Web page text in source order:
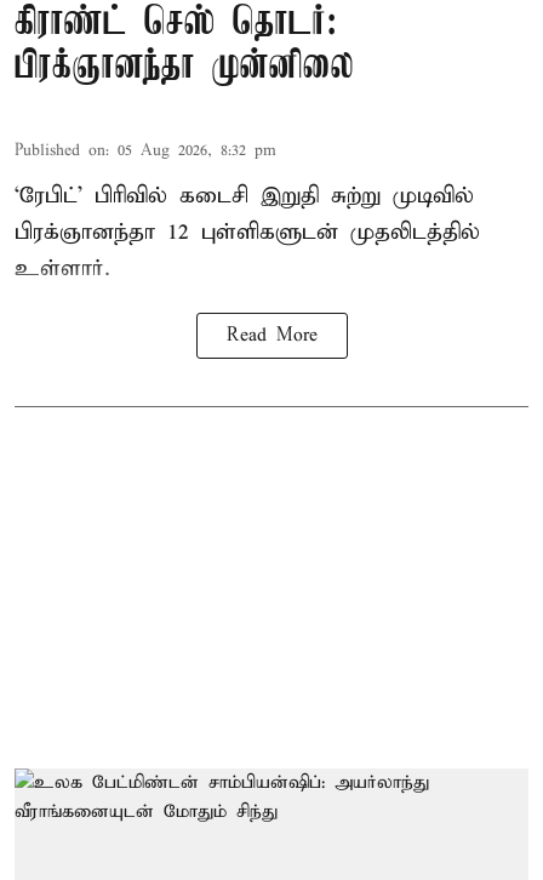
கிராண்ட் செஸ் தொடர்:
பிரக்ஞானந்தா முன்னிலை
Published on: 05 Aug 2026, 8:32 pm
‘ரேபிட்’ பிரிவில் கடைசி இறுதி சுற்று முடிவில்
பிரக்ஞானந்தா 12 புள்ளிகளுடன் முதலிடத்தில்
உள்ளார்.
Read More